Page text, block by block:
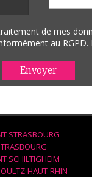
de mes
au RGPD.
STRASBOURG
SCHILTIGHEIM
HAUT-RHIN